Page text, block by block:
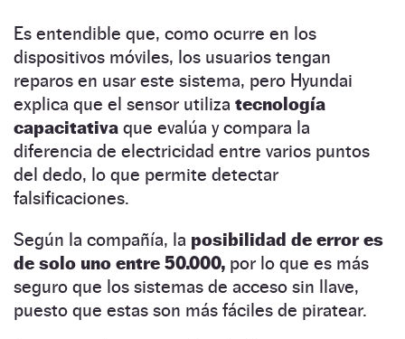
Es entendible que, como ocurre en los
dispositivos móviles, los usuarios tengan
reparos en usar este sistema, pero Hyundai
explica que el sensor utiliza tecnología
capacitativa que evalúa y compara la
diferencia de electricidad entre varios puntos
del dedo, lo que permite detectar
falsificaciones.
Según la compañía, la posibilidad de error es
de solo uno entre 50.000, por lo que es más
seguro que los sistemas de acceso sin llave,
puesto que estas son más fáciles de piratear.